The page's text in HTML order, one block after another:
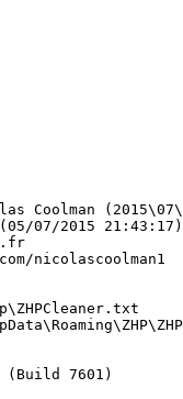
Coolman
07/2015 21:43:17)
nicolascoolman1
(Build 7601)